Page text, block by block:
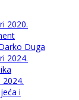
2020.
Duga
2024.
2024.
i